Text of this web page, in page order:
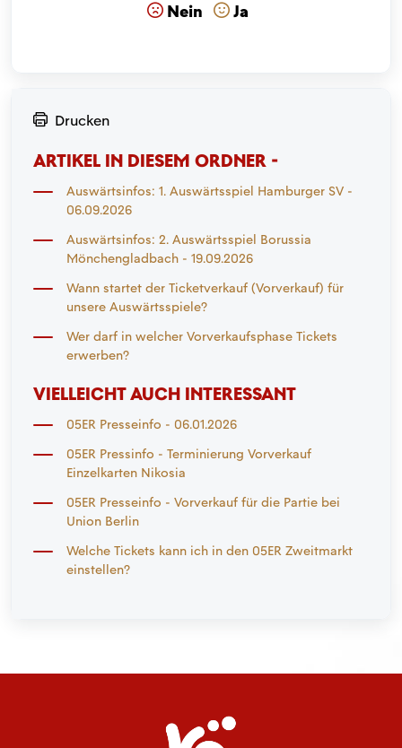
Nein Ja
Drucken
ARTIKEL IN DIESEM ORDNER -
Auswärtsinfos: 1. Auswärtsspiel Hamburger SV -
06.09.2026
Auswärtsinfos: 2. Auswärtsspiel Borussia
Mönchengladbach - 19.09.2026
Wann startet der Ticketverkauf (Vorverkauf) für
unsere Auswärtsspiele?
Wer darf in welcher Vorverkaufsphase Tickets
erwerben?
VIELLEICHT AUCH INTERESSANT
05ER Presseinfo - 06.01.2026
05ER Pressinfo - Terminierung Vorverkauf
Einzelkarten Nikosia
05ER Presseinfo - Vorverkauf für die Partie bei
Union Berlin
Welche Tickets kann ich in den 05ER Zweitmarkt
einstellen?